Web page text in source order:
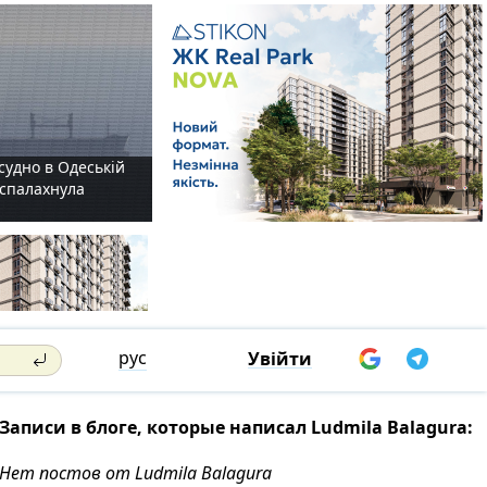
в Одеській
рус Увійти
Записи в блоге, которые написал Ludmila Balagura:
Нет постов от Ludmila Balagura